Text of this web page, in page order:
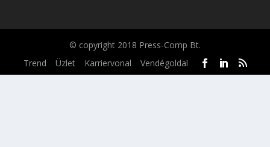
© copyright 2018 Press-Comp Bt.
Trend
Üzlet Karriervonal Vendégoldal